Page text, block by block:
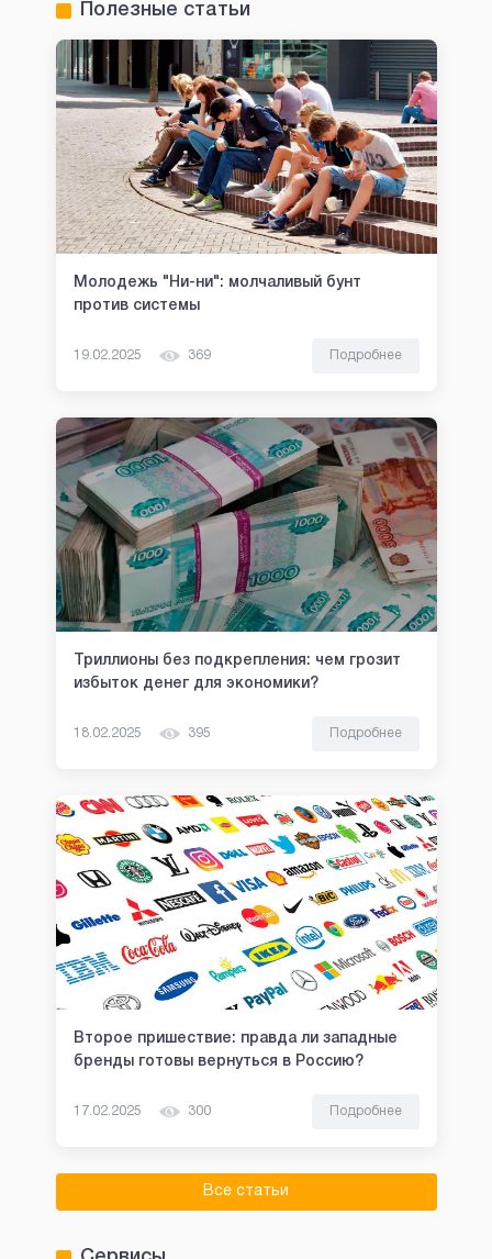
Полезные статьи
Молодежь "Ни-ни": молчаливый бунт
против системы
19.02.2025 369 Подробнее
Триллионы без подкрепления: чем грозит
избыток денег для экономики?
18.02.2025 395 Подробнее
Второе пришествие: правда ли западные
бренды готовы вернуться в Россию?
17.02.2025 300 Подробнее
Все статьи